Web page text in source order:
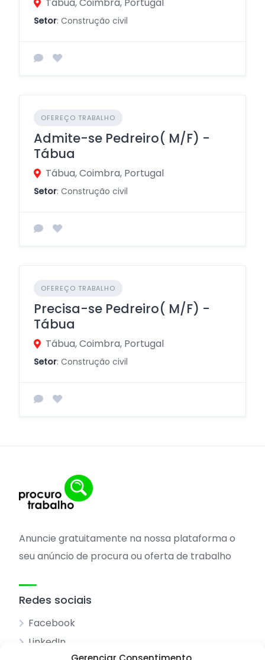
Setor: Construção civil
OFEREÇO TRABALHO
Admite-se Pedreiro( M/F) -
Tábua
Tábua, Coimbra, Portugal
Setor: Construção civil
OFEREÇO TRABALHO
Precisa-se Pedreiro( M/F) -
Tábua
Tábua, Coimbra, Portugal
Setor: Construção civil
Anuncie gratuitamente na nossa plataforma o
seu anúncio de procura ou oferta de trabalho
Redes sociais
Facebook
LinkedIn